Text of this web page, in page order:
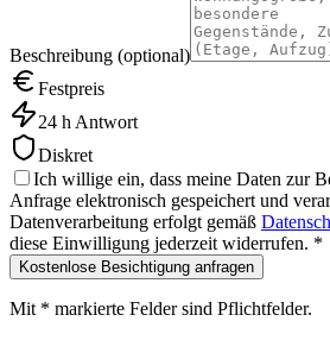
Beschreibung (optional)
Festpreis
24 h Antwort
Diskret
Ich willige ein, dass meine Daten zur
Anfrage elektronisch gespeichert und
Datenverarbeitung erfolgt gemäß
diese Einwilligung jederzeit widerrufen. *
Kostenlose Besichtigung anfragen
Mit * markierte Felder sind Pflichtfelder.